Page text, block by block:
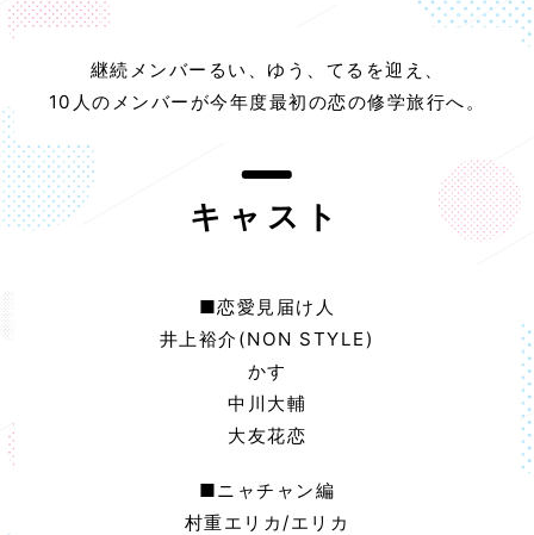
継続メンバーるい、ゆう、てるを迎え、
10人のメンバーが今年度最初の恋の修学旅行へ。
キャスト
■恋愛見届け人
井上裕介(NON STYLE)
かす
中川大輔
大友花恋
■ニャチャン編
村重エリカ/エリカ